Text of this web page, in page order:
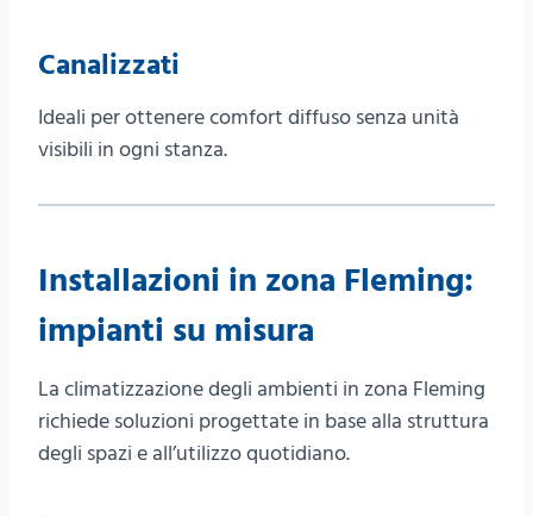
Canalizzati
Ideali per ottenere comfort diffuso senza unità
visibili in ogni stanza.
Installazioni in zona Fleming:
impianti su misura
La climatizzazione degli ambienti in zona Fleming
richiede soluzioni progettate in base alla struttura
degli spazi e all’utilizzo quotidiano.